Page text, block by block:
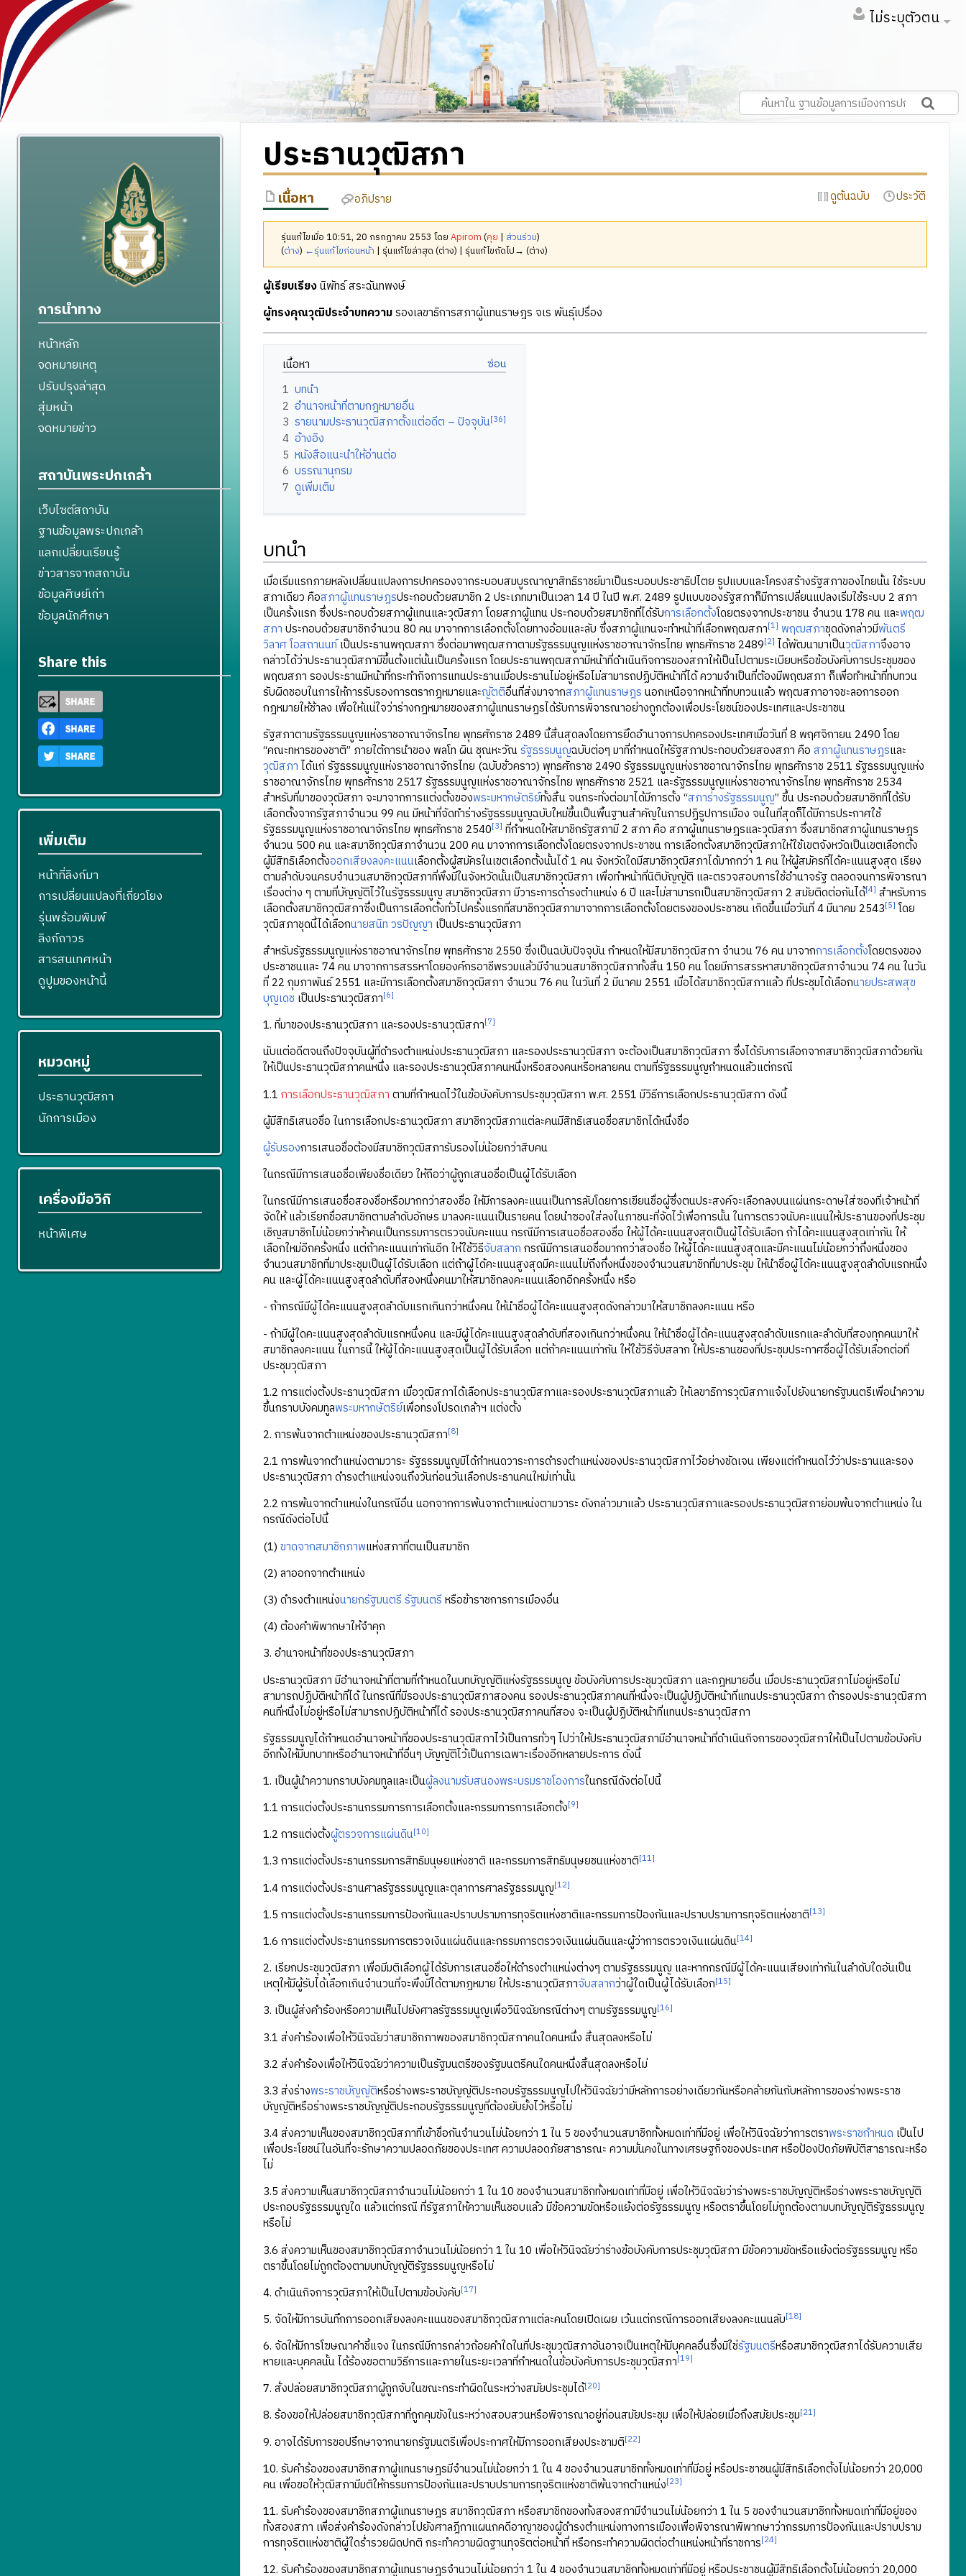
ไม่ระบุตัวตน
ประธานวุฒิสภา
เนื้อหา อภิปราย ดูต้นฉบับ ประวัติ
รุ่นแก้ไขเมื่อ 10:51, 20 กรกฎาคม 2553 โดยApirom (คุย | ส่วนร่วม)
(ต่าง) ←รุ่นแก้ไขก่อนหน้า | รุ่นแก้ไขล่าสุด (ต่าง) | รุ่นแก้ไขถัดไป→ (ต่าง)
ผู้เรียบเรียงนิพัทธ์ สระฉันทพงษ์
ผู้ทรงคุณวุฒิประจำบทความรองเลขาธิการสภาผู้แทนราษฎร จเร พันธุ์เปรื่อง
เนื้อหา
1 บทนำ
2 อำนาจหน้าที่ตามกฎหมายอื่น
3 รายนามประธานวุฒิสภาตั้งแต่อดีต – ปัจจุบัน[36]
4 อ้างอิง
5 หนังสือแนะนำให้อ่านต่อ
6 บรรณานุกรม
7 ดูเพิ่มเติม
บทนำ
เมื่อเริ่มแรกภายหลังเปลี่ยนแปลงการปกครองจากระบอบสมบูรณาญาสิทธิราชย์มาเป็นระบอบประชาธิปไตย รูปแบบและโครงสร้างรัฐสภาของไทยนั้น ใช้ระบบ
สภาเดียว คือสภาผู้แทนราษฎรประกอบด้วยสมาชิก 2 ประเภทมาเป็นเวลา 14 ปี ในปี พ.ศ. 2489 รูปแบบของรัฐสภาก็มีการเปลี่ยนแปลงเริ่มใช้ระบบ 2 สภา
เป็นครั้งแรก ซึ่งประกอบด้วยสภาผู้แทนและวุฒิสภา โดยสภาผู้แทน ประกอบด้วยสมาชิกที่ได้รับการเลือกตั้งโดยตรงจากประชาชน จำนวน 178 คน และพฤฒ
สภา ประกอบด้วยสมาชิกจำนวน 80 คน มาจากการเลือกตั้งโดยทางอ้อมและลับ ซึ่งสภาผู้แทนจะทำหน้าที่เลือกพฤฒสภา[1] พฤฒสภาชุดดังกล่าวมีพันตรี
วิลาศ โอสถานนท์เป็นประธานพฤฒสภา ซึ่งต่อมาพฤฒสภาตามรัฐธรรมนูญแห่งราชอาณาจักรไทย พุทธศักราช 2489[2] ได้พัฒนามาเป็นวุฒิสภาจึงอาจ
กล่าวได้ว่าประธานวุฒิสภามีขึ้นตั้งแต่นั้นเป็นครั้งแรก โดยประธานพฤฒสภามีหน้าที่ดำเนินกิจการของสภาให้เป็นไปตามระเบียบหรือข้อบังคับการประชุมของ
พฤฒสภา รองประธานมีหน้าที่กระทำกิจการแทนประธานเมื่อประธานไม่อยู่หรือไม่สามารถปฏิบัติหน้าที่ได้ ความจำเป็นที่ต้องมีพฤฒสภา ก็เพื่อทำหน้าที่ทบทวน
รับผิดชอบในการให้การรับรองการตรากฎหมายและญัตติอื่นที่ส่งมาจากสภาผู้แทนราษฎร นอกเหนือจากหน้าที่ทบทวนแล้ว พฤฒสภาอาจชะลอการออก
กฎหมายให้ช้าลง เพื่อให้แน่ใจว่าร่างกฎหมายของสภาผู้แทนราษฎรได้รับการพิจารณาอย่างถูกต้องเพื่อประโยชน์ของประเทศและประชาชน
รัฐสภาตามรัฐธรรมนูญแห่งราชอาณาจักรไทย พุทธศักราช 2489 นี้สิ้นสุดลงโดยการยึดอำนาจการปกครองประเทศเมื่อวันที่ 8 พฤศจิกายน 2490 โดย
“คณะทหารของชาติ” ภายใต้การนำของ พลโท ผิน ชุณหะวัณ รัฐธรรมนูญฉบับต่อๆ มาที่กำหนดให้รัฐสภาประกอบด้วยสองสภา คือ สภาผู้แทนราษฎรและ
วุฒิสภา ได้แก่ รัฐธรรมนูญแห่งราชอาณาจักรไทย (ฉบับชั่วคราว) พุทธศักราช 2490 รัฐธรรมนูญแห่งราชอาณาจักรไทย พุทธศักราช 2511 รัฐธรรมนูญแห่ง
ราชอาณาจักรไทย พุทธศักราช 2517 รัฐธรรมนูญแห่งราชอาณาจักรไทย พุทธศักราช 2521 และรัฐธรรมนูญแห่งราชอาณาจักรไทย พุทธศักราช 2534
สำหรับที่มาของวุฒิสภา จะมาจากการแต่งตั้งของพระมหากษัตริย์ทั้งสิ้น จนกระทั่งต่อมาได้มีการตั้ง “สภาร่างรัฐธรรมนูญ” ขึ้น ประกอบด้วยสมาชิกที่ได้รับ
เลือกตั้งจากรัฐสภาจำนวน 99 คน มีหน้าที่จัดทำร่างรัฐธรรมนูญฉบับใหม่ขึ้นเป็นพื้นฐานสำคัญในการปฏิรูปการเมือง จนในที่สุดก็ได้มีการประกาศใช้
รัฐธรรมนูญแห่งราชอาณาจักรไทย พุทธศักราช 2540[3] ที่กำหนดให้สมาชิกรัฐสภามี 2 สภา คือ สภาผู้แทนราษฎรและวุฒิสภา ซึ่งสมาชิกสภาผู้แทนราษฎร
จำนวน 500 คน และสมาชิกวุฒิสภาจำนวน 200 คน มาจากการเลือกตั้งโดยตรงจากประชาชน การเลือกตั้งสมาชิกวุฒิสภาให้ใช้เขตจังหวัดเป็นเขตเลือกตั้ง
ผู้มีสิทธิเลือกตั้งออกเสียงลงคะแนนเลือกตั้งผู้สมัครในเขตเลือกตั้งนั้นได้ 1 คน จังหวัดใดมีสมาชิกวุฒิสภาได้มากกว่า 1 คน ให้ผู้สมัครที่ได้คะแนนสูงสุด เรียง
ตามลำดับจนครบจำนวนสมาชิกวุฒิสภาที่พึงมีในจังหวัดนั้นเป็นสมาชิกวุฒิสภา เพื่อทำหน้าที่นิติบัญญัติ และตรวจสอบการใช้อำนาจรัฐ ตลอดจนการพิจารณา
เรื่องต่าง ๆ ตามที่บัญญัติไว้ในรัฐธรรมนูญ สมาชิกวุฒิสภา มีวาระการดำรงตำแหน่ง 6 ปี และไม่สามารถเป็นสมาชิกวุฒิสภา 2 สมัยติดต่อกันได้[4] สำหรับการ
เลือกตั้งสมาชิกวุฒิสภาซึ่งเป็นการเลือกตั้งทั่วไปครั้งแรกที่สมาชิกวุฒิสภามาจากการเลือกตั้งโดยตรงของประชาชน เกิดขึ้นเมื่อวันที่ 4 มีนาคม 2543[5] โดย
วุฒิสภาชุดนี้ได้เลือกนายสนิท วรปัญญา เป็นประธานวุฒิสภา
สำหรับรัฐธรรมนูญแห่งราชอาณาจักรไทย พุทธศักราช 2550 ซึ่งเป็นฉบับปัจจุบัน กำหนดให้มีสมาชิกวุฒิสภา จำนวน 76 คน มาจากการเลือกตั้งโดยตรงของ
ประชาชนและ 74 คน มาจากการสรรหาโดยองค์กรอาชีพรวมแล้วมีจำนวนสมาชิกวุฒิสภาทั้งสิ้น 150 คน โดยมีการสรรหาสมาชิกวุฒิสภาจำนวน 74 คน ในวัน
ที่ 22 กุมภาพันธ์ 2551 และมีการเลือกตั้งสมาชิกวุฒิสภา จำนวน 76 คน ในวันที่ 2 มีนาคม 2551 เมื่อได้สมาชิกวุฒิสภาแล้ว ที่ประชุมได้เลือกนายประสพสุข
บุญเดช เป็นประธานวุฒิสภา[6]
1. ที่มาของประธานวุฒิสภา และรองประธานวุฒิสภา[7]
นับแต่อดีตจนถึงปัจจุบันผู้ที่ดำรงตำแหน่งประธานวุฒิสภา และรองประธานวุฒิสภา จะต้องเป็นสมาชิกวุฒิสภา ซึ่งได้รับการเลือกจากสมาชิกวุฒิสภาด้วยกัน
ให้เป็นประธานวุฒิสภาคนหนึ่ง และรองประธานวุฒิสภาคนหนึ่งหรือสองคนหรือหลายคน ตามที่รัฐธรรมนูญกำหนดแล้วแต่กรณี
1.1 การเลือกประธานวุฒิสภา ตามที่กำหนดไว้ในข้อบังคับการประชุมวุฒิสภา พ.ศ. 2551 มีวิธีการเลือกประธานวุฒิสภา ดังนี้
ผู้มีสิทธิเสนอชื่อ ในการเลือกประธานวุฒิสภา สมาชิกวุฒิสภาแต่ละคนมีสิทธิเสนอชื่อสมาชิกได้หนึ่งชื่อ
ผู้รับรองการเสนอชื่อต้องมีสมาชิกวุฒิสภารับรองไม่น้อยกว่าสิบคน
ในกรณีมีการเสนอชื่อเพียงชื่อเดียว ให้ถือว่าผู้ถูกเสนอชื่อเป็นผู้ได้รับเลือก
ในกรณีมีการเสนอชื่อสองชื่อหรือมากกว่าสองชื่อ ให้มีการลงคะแนนเป็นการลับโดยการเขียนชื่อผู้ซึ่งตนประสงค์จะเลือกลงบนแผ่นกระดาษใส่ซองที่เจ้าหน้าที่
จัดให้ แล้วเรียกชื่อสมาชิกตามลำดับอักษร มาลงคะแนนเป็นรายคน โดยนำซองใส่ลงในภาชนะที่จัดไว้เพื่อการนั้น ในการตรวจนับคะแนนให้ประธานของที่ประชุม
เชิญสมาชิกไม่น้อยกว่าห้าคนเป็นกรรมการตรวจนับคะแนน กรณีมีการเสนอชื่อสองชื่อ ให้ผู้ได้คะแนนสูงสุดเป็นผู้ได้รับเลือก ถ้าได้คะแนนสูงสุดเท่ากัน ให้
เลือกใหม่อีกครั้งหนึ่ง แต่ถ้าคะแนนเท่ากันอีก ให้ใช้วิธีจับสลาก กรณีมีการเสนอชื่อมากกว่าสองชื่อ ให้ผู้ได้คะแนนสูงสุดและมีคะแนนไม่น้อยกว่ากึ่งหนึ่งของ
จำนวนสมาชิกที่มาประชุมเป็นผู้ได้รับเลือก แต่ถ้าผู้ได้คะแนนสูงสุดมีคะแนนไม่ถึงกึ่งหนึ่งของจำนวนสมาชิกที่มาประชุม ให้นำชื่อผู้ได้คะแนนสูงสุดลำดับแรกหนึ่ง
คน และผู้ได้คะแนนสูงสุดลำดับที่สองหนึ่งคนมาให้สมาชิกลงคะแนนเลือกอีกครั้งหนึ่ง หรือ
- ถ้ากรณีมีผู้ได้คะแนนสูงสุดลำดับแรกเกินกว่าหนึ่งคน ให้นำชื่อผู้ได้คะแนนสูงสุดดังกล่าวมาให้สมาชิกลงคะแนน หรือ
- ถ้ามีผู้ใดคะแนนสูงสุดลำดับแรกหนึ่งคน และมีผู้ได้คะแนนสูงสุดลำดับที่สองเกินกว่าหนึ่งคน ให้นำชื่อผู้ได้คะแนนสูงสุดลำดับแรกและลำดับที่สองทุกคนมาให้
สมาชิกลงคะแนน ในการนี้ ให้ผู้ได้คะแนนสูงสุดเป็นผู้ได้รับเลือก แต่ถ้าคะแนนเท่ากัน ให้ใช้วิธีจับสลาก ให้ประธานของที่ประชุมประกาศชื่อผู้ได้รับเลือกต่อที่
ประชุมวุฒิสภา
1.2 การแต่งตั้งประธานวุฒิสภา เมื่อวุฒิสภาได้เลือกประธานวุฒิสภาและรองประธานวุฒิสภาแล้ว ให้เลขาธิการวุฒิสภาแจ้งไปยังนายกรัฐมนตรีเพื่อนำความ
ขึ้นกราบบังคมทูลพระมหากษัตริย์เพื่อทรงโปรดเกล้าฯ แต่งตั้ง
2. การพ้นจากตำแหน่งของประธานวุฒิสภา[8]
2.1 การพ้นจากตำแหน่งตามวาระ รัฐธรรมนูญมิได้กำหนดวาระการดำรงตำแหน่งของประธานวุฒิสภาไว้อย่างชัดเจน เพียงแต่กำหนดไว้ว่าประธานและรอง
ประธานวุฒิสภา ดำรงตำแหน่งจนถึงวันก่อนวันเลือกประธานคนใหม่เท่านั้น
2.2 การพ้นจากตำแหน่งในกรณีอื่น นอกจากการพ้นจากตำแหน่งตามวาระ ดังกล่าวมาแล้ว ประธานวุฒิสภาและรองประธานวุฒิสภาย่อมพ้นจากตำแหน่ง ใน
กรณีดังต่อไปนี้
(1) ขาดจากสมาชิกภาพแห่งสภาที่ตนเป็นสมาชิก
(2) ลาออกจากตำแหน่ง
(3) ดำรงตำแหน่งนายกรัฐมนตรี รัฐมนตรี หรือข้าราชการการเมืองอื่น
(4) ต้องคำพิพากษาให้จำคุก
3. อำนาจหน้าที่ของประธานวุฒิสภา
ประธานวุฒิสภา มีอำนาจหน้าที่ตามที่กำหนดในบทบัญญัติแห่งรัฐธรรมนูญ ข้อบังคับการประชุมวุฒิสภา และกฎหมายอื่น เมื่อประธานวุฒิสภาไม่อยู่หรือไม่
สามารถปฏิบัติหน้าที่ได้ ในกรณีที่มีรองประธานวุฒิสภาสองคน รองประธานวุฒิสภาคนที่หนึ่งจะเป็นผู้ปฏิบัติหน้าที่แทนประธานวุฒิสภา ถ้ารองประธานวุฒิสภา
คนที่หนึ่งไม่อยู่หรือไม่สามารถปฏิบัติหน้าที่ได้ รองประธานวุฒิสภาคนที่สอง จะเป็นผู้ปฏิบัติหน้าที่แทนประธานวุฒิสภา
รัฐธรรมนูญได้กำหนดอำนาจหน้าที่ของประธานวุฒิสภาไว้เป็นการทั่วๆ ไปว่าให้ประธานวุฒิสภามีอำนาจหน้าที่ดำเนินกิจการของวุฒิสภาให้เป็นไปตามข้อบังคับ
อีกทั้งให้มีบทบาทหรืออำนาจหน้าที่อื่นๆ บัญญัติไว้เป็นการเฉพาะเรื่องอีกหลายประการ ดังนี้
1. เป็นผู้นำความกราบบังคมทูลและเป็นผู้ลงนามรับสนองพระบรมราชโองการในกรณีดังต่อไปนี้
1.1 การแต่งตั้งประธานกรรมการการเลือกตั้งและกรรมการการเลือกตั้ง[9]
1.2 การแต่งตั้งผู้ตรวจการแผ่นดิน[10]
1.3 การแต่งตั้งประธานกรรมการสิทธิมนุษยแห่งชาติ และกรรมการสิทธิมนุษยชนแห่งชาติ[11]
1.4 การแต่งตั้งประธานศาลรัฐธรรมนูญและตุลาการศาลรัฐธรรมนูญ[12]
1.5 การแต่งตั้งประธานกรรมการป้องกันและปราบปรามการทุจริตแห่งชาติและกรรมการป้องกันและปราบปรามการทุจริตแห่งชาติ[13]
1.6 การแต่งตั้งประธานกรรมการตรวจเงินแผ่นดินและกรรมการตรวจเงินแผ่นดินและผู้ว่าการตรวจเงินแผ่นดิน[14]
2. เรียกประชุมวุฒิสภา เพื่อมีมติเลือกผู้ได้รับการเสนอชื่อให้ดำรงตำแหน่งต่างๆ ตามรัฐธรรมนูญ และหากกรณีมีผู้ได้คะแนนเสียงเท่ากันในลำดับใดอันเป็น
เหตุให้มีผู้รับได้เลือกเกินจำนวนที่จะพึงมีได้ตามกฎหมาย ให้ประธานวุฒิสภาจับสลากว่าผู้ใดเป็นผู้ได้รับเลือก[15]
3. เป็นผู้ส่งคำร้องหรือความเห็นไปยังศาลรัฐธรรมนูญเพื่อวินิจฉัยกรณีต่างๆ ตามรัฐธรรมนูญ[16]
3.1 ส่งคำร้องเพื่อให้วินิจฉัยว่าสมาชิกภาพของสมาชิกวุฒิสภาคนใดคนหนึ่ง สิ้นสุดลงหรือไม่
3.2 ส่งคำร้องเพื่อให้วินิจฉัยว่าความเป็นรัฐมนตรีของรัฐมนตรีคนใดคนหนึ่งสิ้นสุดลงหรือไม่
3.3 ส่งร่างพระราชบัญญัติหรือร่างพระราชบัญญัติประกอบรัฐธรรมนูญไปให้วินิจฉัยว่ามีหลักการอย่างเดียวกันหรือคล้ายกันกับหลักการของร่างพระราช
บัญญัติหรือร่างพระราชบัญญัติประกอบรัฐธรรมนูญที่ต้องยับยั้งไว้หรือไม่
3.4 ส่งความเห็นของสมาชิกวุฒิสภาที่เข้าชื่อกันจำนวนไม่น้อยกว่า 1 ใน 5 ของจำนวนสมาชิกทั้งหมดเท่าที่มีอยู่ เพื่อให้วินิจฉัยว่าการตราพระราชกำหนด เป็นไป
เพื่อประโยชน์ในอันที่จะรักษาความปลอดภัยของประเทศ ความปลอดภัยสาธารณะ ความมั่นคงในทางเศรษฐกิจของประเทศ หรือป้องปัดภัยพิบัติสาธารณะหรือ
ไม่
3.5 ส่งความเห็นสมาชิกวุฒิสภาจำนวนไม่น้อยกว่า 1 ใน 10 ของจำนวนสมาชิกทั้งหมดเท่าที่มีอยู่ เพื่อให้วินิจฉัยว่าร่างพระราชบัญญัติหรือร่างพระราชบัญญัติ
ประกอบรัฐธรรมนูญใด แล้วแต่กรณี ที่รัฐสภาให้ความเห็นชอบแล้ว มีข้อความขัดหรือแย้งต่อรัฐธรรมนูญ หรือตราขึ้นโดยไม่ถูกต้องตามบทบัญญัติรัฐธรรมนูญ
หรือไม่
3.6 ส่งความเห็นของสมาชิกวุฒิสภาจำนวนไม่น้อยกว่า 1 ใน 10 เพื่อให้วินิจฉัยว่าร่างข้อบังคับการประชุมวุฒิสภา มีข้อความขัดหรือแย้งต่อรัฐธรรมนูญ หรือ
ตราขึ้นโดยไม่ถูกต้องตามบทบัญญัติรัฐธรรมนูญหรือไม่
4. ดำเนินกิจการวุฒิสภาให้เป็นไปตามข้อบังคับ[17]
5. จัดให้มีการบันทึกการออกเสียงลงคะแนนของสมาชิกวุฒิสภาแต่ละคนโดยเปิดเผย เว้นแต่กรณีการออกเสียงลงคะแนนลับ[18]
6. จัดให้มีการโฆษณาคำชี้แจง ในกรณีมีการกล่าวถ้อยคำใดในที่ประชุมวุฒิสภาอันอาจเป็นเหตุให้มีบุคคลอื่นซึ่งมิใช่รัฐมนตรีหรือสมาชิกวุฒิสภาได้รับความเสีย
หายและบุคคลนั้น ได้ร้องขอตามวิธีการและภายในระยะเวลาที่กำหนดในข้อบังคับการประชุมวุฒิสภา[19]
7. สั่งปล่อยสมาชิกวุฒิสภาผู้ถูกจับในขณะกระทำผิดในระหว่างสมัยประชุมได้[20]
8. ร้องขอให้ปล่อยสมาชิกวุฒิสภาที่ถูกคุมขังในระหว่างสอบสวนหรือพิจารณาอยู่ก่อนสมัยประชุม เพื่อให้ปล่อยเมื่อถึงสมัยประชุม[21]
9. อาจได้รับการขอปรึกษาจากนายกรัฐมนตรีเพื่อประกาศให้มีการออกเสียงประชามติ[22]
10. รับคำร้องของสมาชิกสภาผู้แทนราษฎรมีจำนวนไม่น้อยกว่า 1 ใน 4 ของจำนวนสมาชิกทั้งหมดเท่าที่มีอยู่ หรือประชาชนผู้มีสิทธิเลือกตั้งไม่น้อยกว่า 20,000
คน เพื่อขอให้วุฒิสภามีมติให้กรรมการป้องกันและปราบปรามการทุจริตแห่งชาติพ้นจากตำแหน่ง[23]
11. รับคำร้องของสมาชิกสภาผู้แทนราษฎร สมาชิกวุฒิสภา หรือสมาชิกของทั้งสองสภามีจำนวนไม่น้อยกว่า 1 ใน 5 ของจำนวนสมาชิกทั้งหมดเท่าที่มีอยู่ของ
ทั้งสองสภา เพื่อส่งคำร้องดังกล่าวไปยังศาลฎีกาแผนกคดีอาญาของผู้ดำรงตำแหน่งทางการเมืองเพื่อพิจารณาพิพากษาว่ากรรมการป้องกันและปราบปราม
การทุจริตแห่งชาติผู้ใดร่ำรวยผิดปกติ กระทำความผิดฐานทุจริตต่อหน้าที่ หรือกระทำความผิดต่อตำแหน่งหน้าที่ราชการ[24]
12. รับคำร้องของสมาชิกสภาผู้แทนราษฎรจำนวนไม่น้อยกว่า 1 ใน 4 ของจำนวนสมาชิกทั้งหมดเท่าที่มีอยู่ หรือประชาชนผู้มีสิทธิเลือกตั้งไม่น้อยกว่า 20,000
การนำทาง
หน้าหลัก
จดหมายเหตุ
ปรับปรุงล่าสุด
สุ่มหน้า
จดหมายข่าว
สถาบันพระปกเกล้า
เว็บไซต์สถาบัน
ฐานข้อมูลพระปกเกล้า
แลกเปลี่ยนเรียนรู้
ข่าวสารจากสถาบัน
ข้อมูลศิษย์เก่า
ข้อมูลนักศึกษา
Share this
เพิ่มเติม
หน้าที่ลิงก์มา
การเปลี่ยนแปลงที่เกี่ยวโยง
รุ่นพร้อมพิมพ์
ลิงก์ถาวร
สารสนเทศหน้า
ดูปูมของหน้านี้
หมวดหมู่
ประธานวุฒิสภา
นักการเมือง
เครื่องมือวิกิ
หน้าพิเศษ